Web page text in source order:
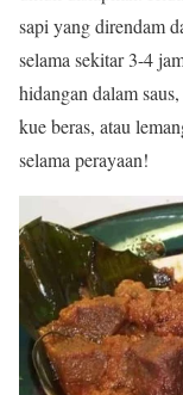
sapi yang direndam
selama sekitar 3-4
hidangan dalam
kue beras, atau
selama perayaan!